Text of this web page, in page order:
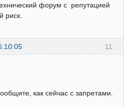
форум с репутацией
риск.
11
как сейчас с запретами.